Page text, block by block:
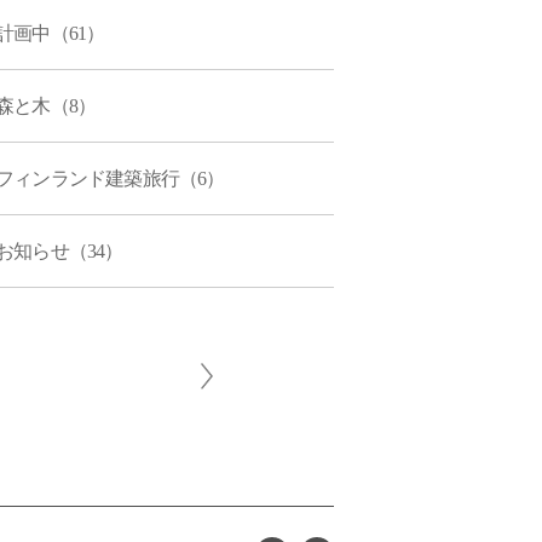
画中（61）
と木（8）
ィンランド建築旅行（6）
知らせ（34）